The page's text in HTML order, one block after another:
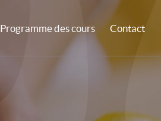
Programme des cours Contact